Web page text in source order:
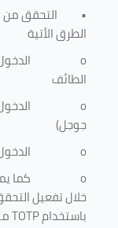
• التحقق
الطرق الأتية
o
الطائف
o
جوجل)
o
o
كما
خلال تفعيل
باستخدامTOTP